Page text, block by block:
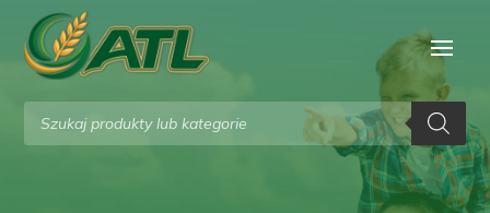
Wyszukiwarka
produktów